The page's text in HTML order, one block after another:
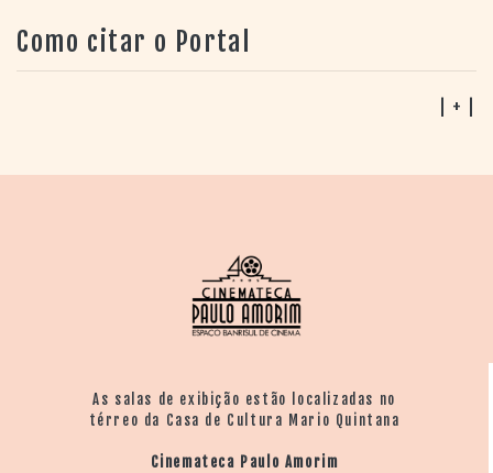
Como citar o Portal
| + |
As salas de exibição estão localizadas no
térreo da Casa de Cultura Mario Quintana
Cinemateca Paulo Amorim